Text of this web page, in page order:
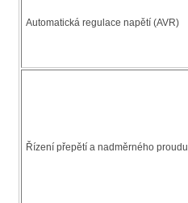
Automatická regulace napětí (AVR)
Řízení přepětí a nadměrného proudu